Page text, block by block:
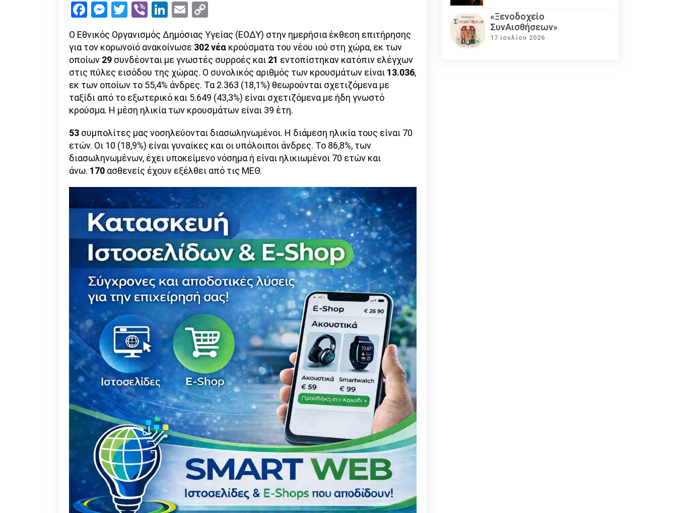
Facebook
Messenger
Twitter
ViberLinkedIn
Email
Link
Ο Εθνικός Οργανισμός Δημόσιας Υγείας (ΕΟΔΥ) στην ημερήσια έκθεση επιτήρησης
για τον κορωνοϊό ανακοίνωσε 302 νέα κρούσματα του νέου ιού στη χώρα, εκ των
οποίων 29 συνδέονται με γνωστές συρροές και 21 εντοπίστηκαν κατόπιν ελέγχων
στις πύλες εισόδου της χώρας. Ο συνολικός αριθμός των κρουσμάτων είναι 13.036,
εκ των οποίων το 55,4% άνδρες. Τα 2.363 (18,1%) θεωρούνται σχετιζόμενα με
ταξίδι από το εξωτερικό και 5.649 (43,3%) είναι σχετιζόμενα με ήδη γνωστό
κρούσμα. Η μέση ηλικία των κρουσμάτων είναι 39 έτη.
53 συμπολίτες μας νοσηλεύονται διασωληνωμένοι. Η διάμεση ηλικία τους είναι 70
ετών. Οι 10 (18,9%) είναι γυναίκες και οι υπόλοιποι άνδρες. To 86,8%, των
διασωληνωμένων, έχει υποκείμενο νόσημα ή είναι ηλικιωμένοι 70 ετών και
άνω. 170 ασθενείς έχουν εξέλθει από τις ΜΕΘ.
«Ξενοδοχείο
ΣυνΑισθήσεων»
17 Ιουλίου 2026